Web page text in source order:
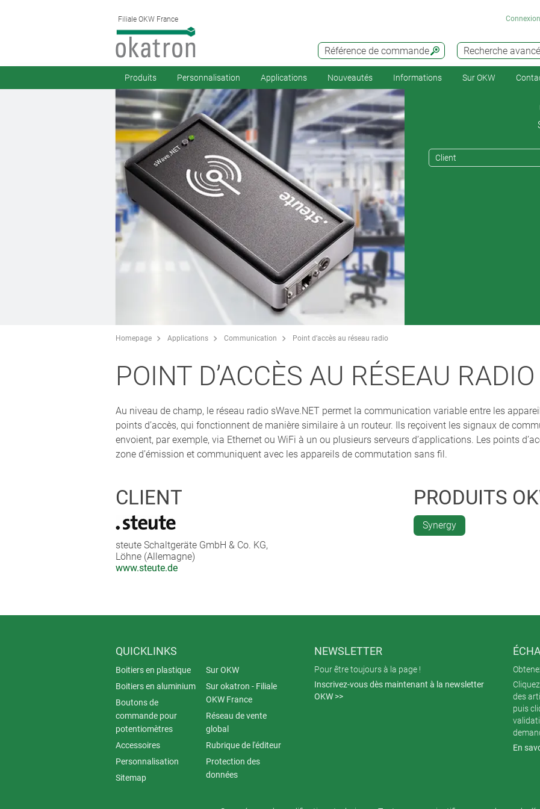
Filiale OKW France
Recherche
Référence de commande
Connexion
Produits Personnalisation Applications Nouveautés Informations Sur OKW
Client
Homepage Applications Communication Point d’accès au réseau radio
POINT D’ACCÈS AU RÉSEAU RADIO
Au niveau de champ, le réseau radio sWave.NET permet la communication variable entre les
points d’accès, qui fonctionnent de manière similaire à un routeur. Ils reçoivent les signaux de
envoient, par exemple, via Ethernet ou WiFi à un ou plusieurs serveurs d’applications. Les points
zone d’émission et communiquent avec les appareils de commutation sans fil.
CLIENT
steute Schaltgeräte GmbH & Co. KG,
Löhne (Allemagne)
www.steute.de
PRODUITS
Synergy
QUICKLINKS
Boitiers en plastique
Boitiers en aluminium
Boutons de
commande pour
potentiomètres
Accessoires
Personnalisation
Sitemap
Sur OKW
Sur okatron - Filiale
OKW France
Réseau de vente
global
Rubrique de l'éditeur
Protection des
données
NEWSLETTER
Pour être toujours à la page !
Inscrivez-vous dès maintenant à la newsletter
OKW >>
des
puis
En